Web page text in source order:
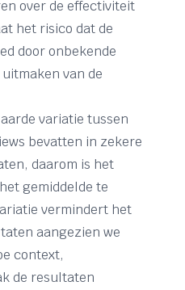
over de effectiviteit
het risico dat de
door onbekende
van de
variatie tussen
bevatten in zekere
daarom is het
gemiddelde te
vermindert het
aangezien we
context,
de resultaten